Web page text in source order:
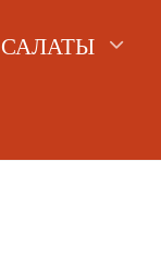
САЛАТЫ